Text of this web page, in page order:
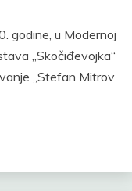
godine, u Modernoj
„Skočiđevojka“
„Stefan Mitrov